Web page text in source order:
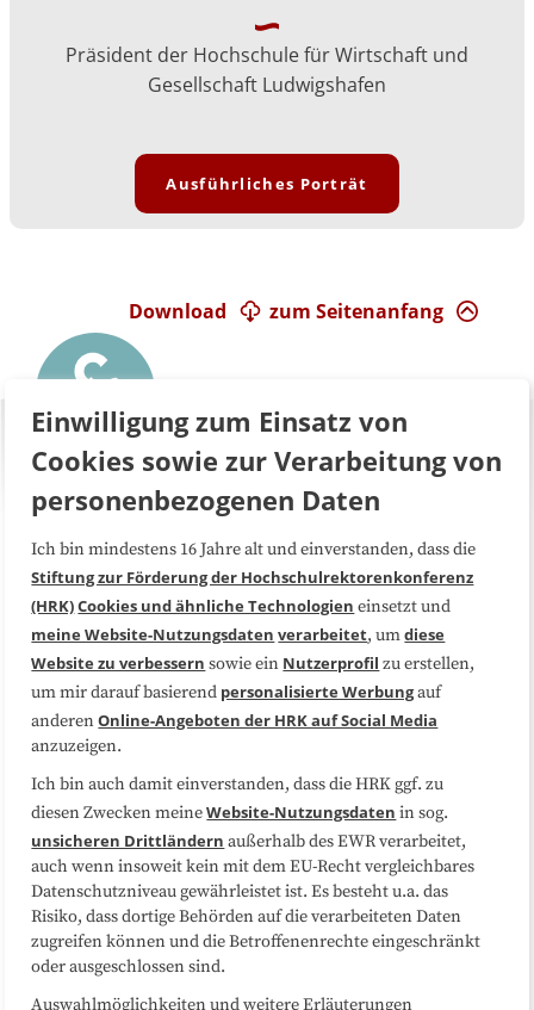
Präsident der Hochschule für Wirtschaft und
Gesellschaft Ludwigshafen
Ausführliches Porträt
zum Seitenanfang
Download
Über uns FAQ
Medienarbeit Kooperationen
Datenschutzerklärung Impressum
Sitemap
Folgen Sie uns
Einwilligung zum Einsatz von
Cookies sowie zur Verarbeitung von
personenbezogenen Daten
Ich bin mindestens 16 Jahre alt und einverstanden, dass die
Stiftung zur Förderung der Hochschulrektorenkonferenz
(HRK)Cookies und ähnliche Technologien einsetzt und
meine Website-Nutzungsdaten verarbeitet, umdiese
Website zu verbessern sowie ein Nutzerprofil zu erstellen,
um mir darauf basierend personalisierte Werbungauf
anderenOnline-Angeboten der HRK auf Social Media
anzuzeigen.
Ich bin auch damit einverstanden, dass die HRK ggf. zu
diesen Zwecken meineWebsite-Nutzungsdaten in sog.
unsicheren Drittländern außerhalb des EWR verarbeitet,
auch wenn insoweit kein mit dem EU-Recht vergleichbares
Datenschutzniveau gewährleistet ist. Es besteht u.a. das
Risiko, dass dortige Behörden auf die verarbeiteten Daten
zugreifen können und die Betroffenenrechte eingeschränkt
oder ausgeschlossen sind.
Auswahlmöglichkeiten und weitere Erläuterungen